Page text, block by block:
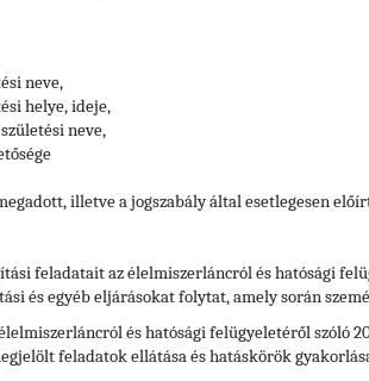
neve,
helye, ideje,
neve,
illetve a jogszabály által esetlegesen
feladatait az élelmiszerláncról és hatósági
és egyéb eljárásokat folytat, amely során
és hatósági felügyeletéről szóló
feladatok ellátása és hatáskörök